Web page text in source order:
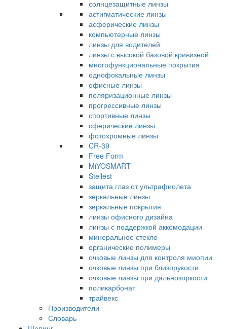
солнцезащитные линзы
астигматические линзы
асферические линзы
компьютерные линзы
линзы для водителей
линзы с высокой базовой кривизной
многофункциональные покрытия
однофокальные линзы
офисные линзы
поляризационные линзы
прогрессивные линзы
спортивные линзы
сферические линзы
фотохромные линзы
CR-39
Free Form
MiYOSMART
Stellest
защита глаз от ультрафиолета
зеркальные линзы
зеркальные покрытия
линзы офисного дизайна
линзы с поддержкой аккомодации
минеральное стекло
органические полимеры
очковые линзы для контроля миопии
очковые линзы при близорукости
очковые линзы при дальнозоркости
поликарбонат
трайвекс
Производители
Словарь